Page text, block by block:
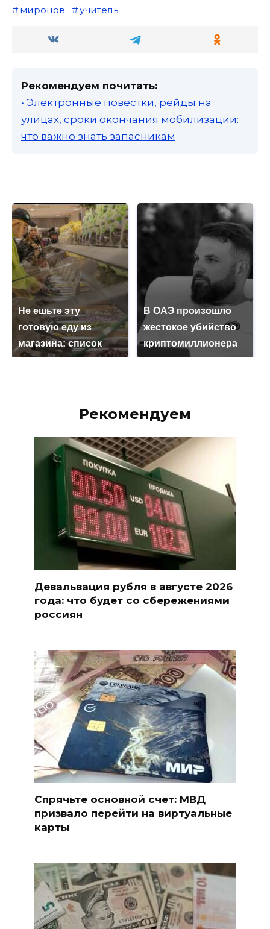
миронов
учитель
Рекомендуем почитать:
• Электронные повестки, рейды на
улицах, сроки окончания мобилизации:
что важно знать запасникам
Не ешьте эту
готовую еду из
магазина: список
В ОАЭ произошло
жестокое убийство
криптомиллионера
Рекомендуем
Девальвация рубля в августе 2026
года: что будет со сбережениями
россиян
Спрячьте основной счет: МВД
призвало перейти на виртуальные
карты